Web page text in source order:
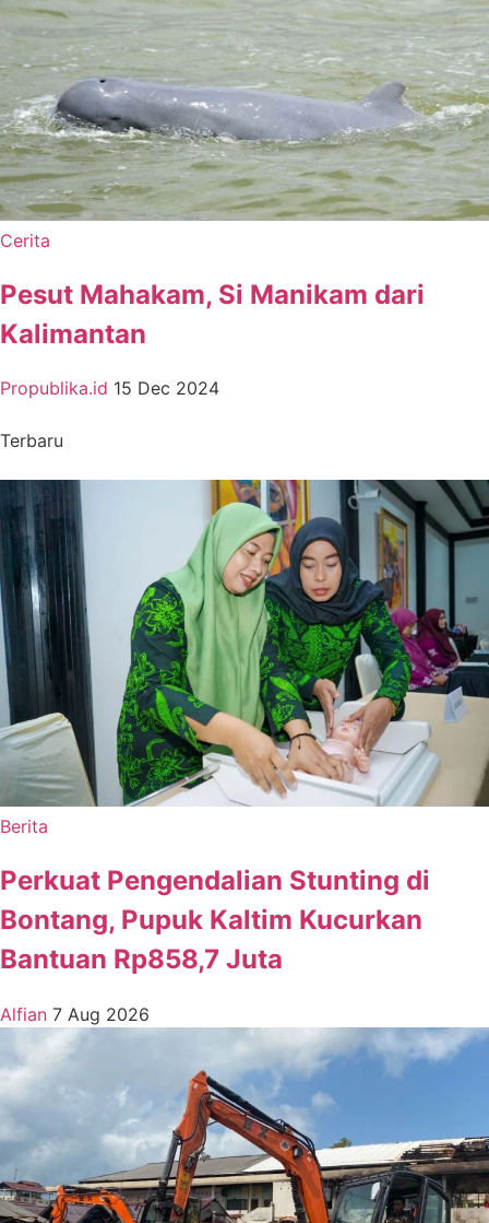
Cerita
Pesut Mahakam, Si Manikam dari
Kalimantan
Propublika.id 15 Dec 2024
Terbaru
Berita
Perkuat Pengendalian Stunting di
Bontang, Pupuk Kaltim Kucurkan
Bantuan Rp858,7 Juta
Alfian 7 Aug 2026